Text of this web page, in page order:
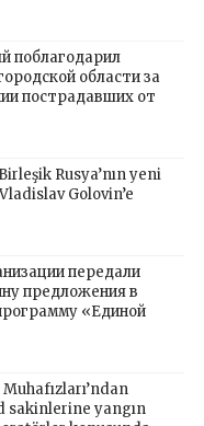
поблагодарил
области за
пострадавших от
Rusya’nın yeni
Golovin’e
передали
предложения в
«Единой
sakinlerine yangın